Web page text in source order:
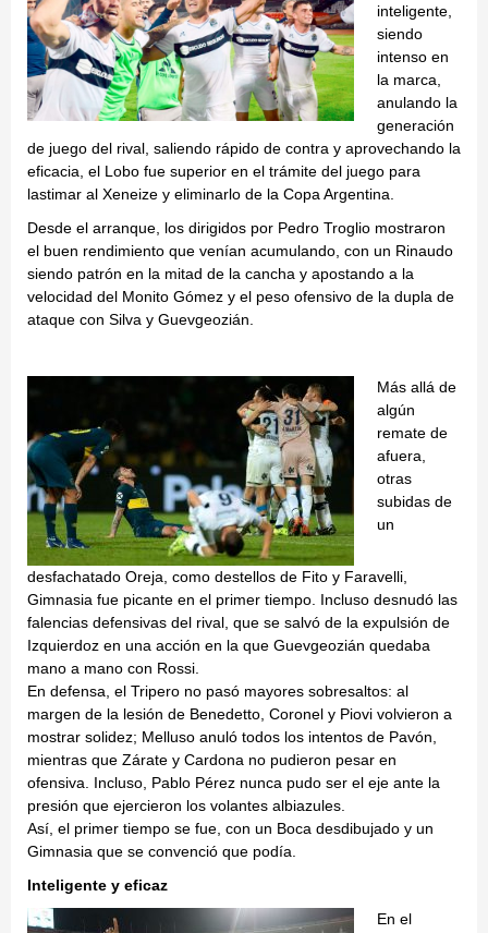
inteligente,
siendo
intenso en
la marca,
anulando la
generación
de juego del rival, saliendo rápido de contra y aprovechando la
eficacia, el Lobo fue superior en el trámite del juego para
lastimar al Xeneize y eliminarlo de la Copa Argentina.
Desde el arranque, los dirigidos por Pedro Troglio mostraron
el buen rendimiento que venían acumulando, con un Rinaudo
siendo patrón en la mitad de la cancha y apostando a la
velocidad del Monito Gómez y el peso ofensivo de la dupla de
ataque con Silva y Guevgeozián.
Más allá de
algún
remate de
afuera,
otras
subidas de
un
desfachatado Oreja, como destellos de Fito y Faravelli,
Gimnasia fue picante en el primer tiempo. Incluso desnudó las
falencias defensivas del rival, que se salvó de la expulsión de
Izquierdoz en una acción en la que Guevgeozián quedaba
mano a mano con Rossi.
En defensa, el Tripero no pasó mayores sobresaltos: al
margen de la lesión de Benedetto, Coronel y Piovi volvieron a
mostrar solidez; Melluso anuló todos los intentos de Pavón,
mientras que Zárate y Cardona no pudieron pesar en
ofensiva. Incluso, Pablo Pérez nunca pudo ser el eje ante la
presión que ejercieron los volantes albiazules.
Así, el primer tiempo se fue, con un Boca desdibujado y un
Gimnasia que se convenció que podía.
Inteligente y eficaz
En el